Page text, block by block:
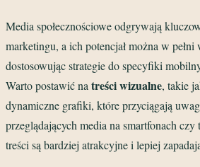
Media społecznościowe odgrywają
marketingu, a ich potencjał można w
dostosowując strategie do specyfiki
Warto postawić natreści wizualne, takie
dynamiczne grafiki, które przyciągają
przeglądających media na smartfonach
treści są bardziej atrakcyjne i lepiej